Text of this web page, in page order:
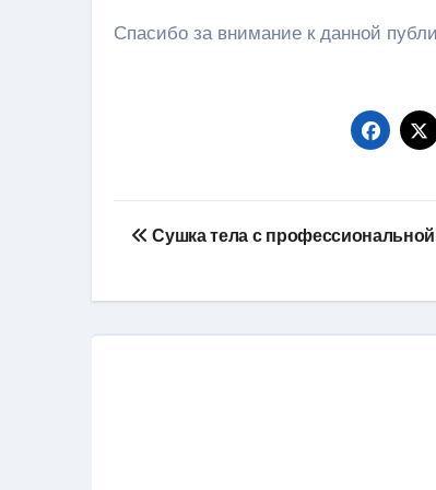
Спасибо за внимание к данной
Навигация
записям
Сушка тела с профессиональной